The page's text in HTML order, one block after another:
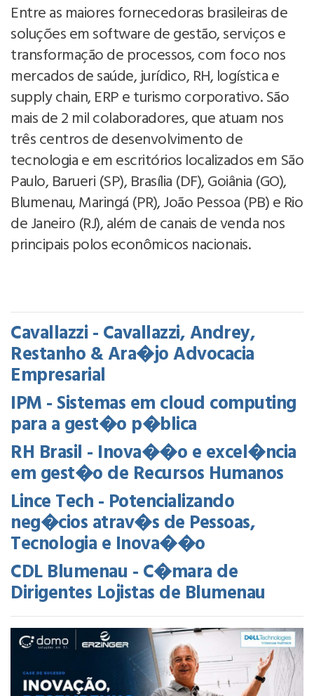
Entre as maiores fornecedoras brasileiras de
soluções em software de gestão, serviços e
transformação de processos, com foco nos
mercados de saúde, jurídico, RH, logística e
supply chain, ERP e turismo corporativo. São
mais de 2 mil colaboradores, que atuam nos
três centros de desenvolvimento de
tecnologia e em escritórios localizados em São
Paulo, Barueri (SP), Brasília (DF), Goiânia (GO),
Blumenau, Maringá (PR), João Pessoa (PB) e Rio
de Janeiro (RJ), além de canais de venda nos
principais polos econômicos nacionais.
Cavallazzi - Cavallazzi, Andrey,
Restanho & Ara�jo Advocacia
Empresarial
IPM - Sistemas em cloud computing
para a gest�o p�blica
RH Brasil - Inova��o e excel�ncia
em gest�o de Recursos Humanos
Lince Tech - Potencializando
neg�cios atrav�s de Pessoas,
Tecnologia e Inova��o
CDL Blumenau - C�mara de
Dirigentes Lojistas de Blumenau